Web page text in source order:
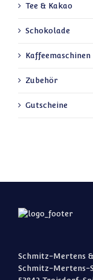
Tee & Kakao
Schokolade
Kaffeemaschinen
Zubehör
Gutscheine
Schmitz-Mertens &
Schmitz-Mertens-